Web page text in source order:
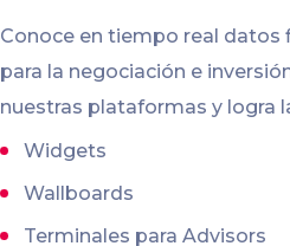
Conoce en tiempo real datos
para la negociación e
nuestras plataformas y logra
Widgets
Wallboards
Terminales para Advisors